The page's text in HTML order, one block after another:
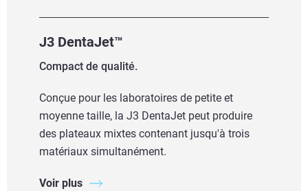
J3 DentaJet™
Compact de qualité.
Conçue pour les laboratoires de petite et
moyenne taille, la J3 DentaJet peut produire
des plateaux mixtes contenant jusqu'à trois
matériaux simultanément.
Voir plus